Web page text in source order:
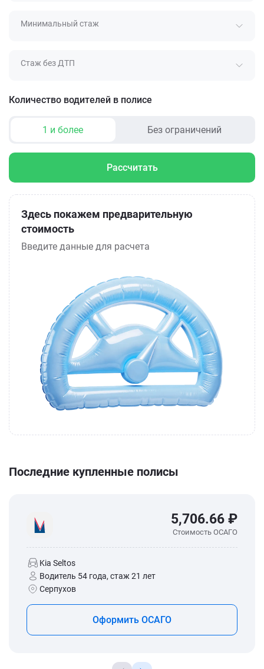
Минимальный стаж
Стаж без ДТП
Количество водителей в полисе
1 и более Без ограничений
Рассчитать
Здесь покажем предварительную
стоимость
Введите данные для расчета
Последние купленные полисы
5,706.66 ₽
Стоимость ОСАГО
Kia Seltos
Водитель 54 года, стаж 21 лет
Серпухов
Оформить ОСАГО